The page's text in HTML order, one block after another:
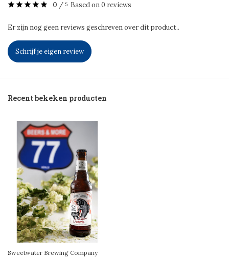
0 / 5 Based on 0 reviews
Er zijn nog geen reviews geschreven over dit product..
Schrijf je eigen review
Recent bekeken producten
Sweetwater Brewing Company